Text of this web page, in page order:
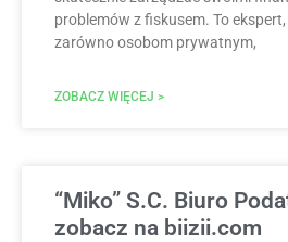
problemów z fiskusem. To
zarówno osobom prywatnym,
ZOBACZ WIĘCEJ >
“Miko” S.C. Biuro
zobacz na biizii.com